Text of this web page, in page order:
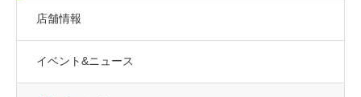
店舗情報
イベント&ニュース